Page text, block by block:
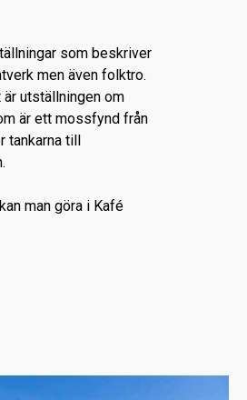
som beskriver
men även folktro.
utställningen om
är ett mossfynd från
till
man göra i Kafé